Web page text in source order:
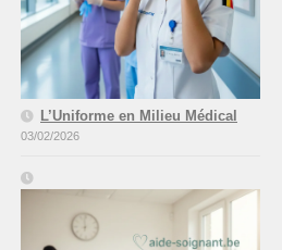
L’Uniforme en Milieu Médical
03/02/2026